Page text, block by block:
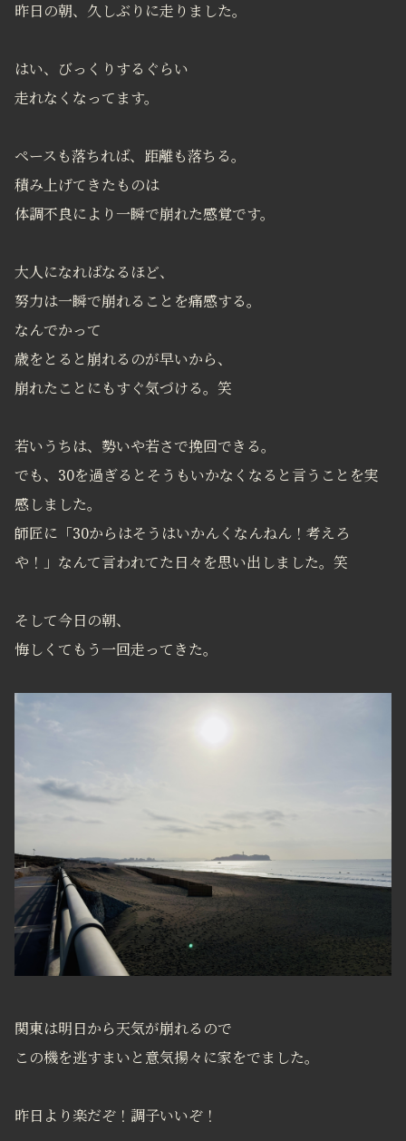
昨日の朝、久しぶりに走りました。
はい、びっくりするぐらい
走れなくなってます。
ペースも落ちれば、距離も落ちる。
積み上げてきたものは
体調不良により一瞬で崩れた感覚です。
大人になればなるほど、
努力は一瞬で崩れることを痛感する。
なんでかって
歳をとると崩れるのが早いから、
崩れたことにもすぐ気づける。笑
若いうちは、勢いや若さで挽回できる。
でも、30を過ぎるとそうもいかなくなると言うことを実
感しました。
師匠に「30からはそうはいかんくなんねん！考えろ
や！」なんて言われてた日々を思い出しました。笑
そして今日の朝、
悔しくてもう一回走ってきた。
関東は明日から天気が崩れるので
この機を逃すまいと意気揚々に家をでました。
昨日より楽だぞ！調子いいぞ！